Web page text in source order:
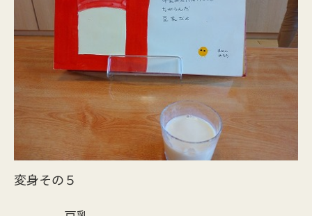
変身その５